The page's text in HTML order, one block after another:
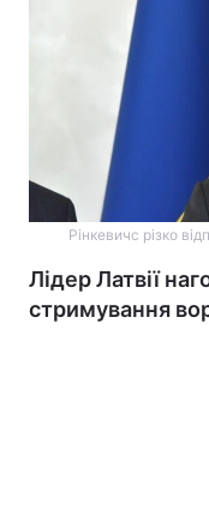
Рінкевичс різко
Лідер Латвії
стримування